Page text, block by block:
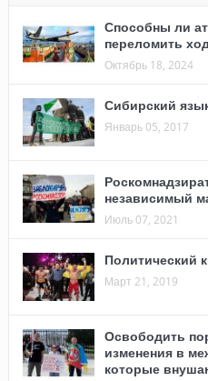
Способны ли
переломить
Октябрь 18, 2024
Сибирский
Январь 05, 2017
независимый
Июль 07, 2021
Политический
Март 21, 2019
Освободить
изменения в
которые